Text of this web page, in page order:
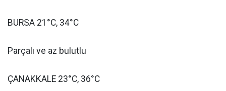
BURSA 21°C, 34°C
Parçalı ve az bulutlu
ÇANAKKALE 23°C, 36°C